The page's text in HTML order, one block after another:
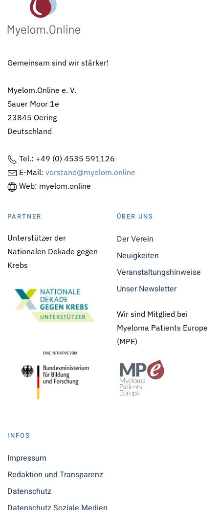
Gemeinsam sind wir stärker!
Myelom.Online e. V.
Sauer Moor 1e
23845 Oering
Deutschland
Tel.: +49 (0) 4535 591126
E-Mail: vorstand@myelom.online
Web: myelom.online
PARTNER
Unterstützer der
Nationalen Dekade gegen
Krebs
ÜBER UNS
Der Verein
Neuigkeiten
Veranstaltungshinweise
Unser Newsletter
Wir sind Mitglied bei
Myeloma Patients Europe
(MPE)
INFOS
Impressum
Redaktion und Transparenz
Datenschutz